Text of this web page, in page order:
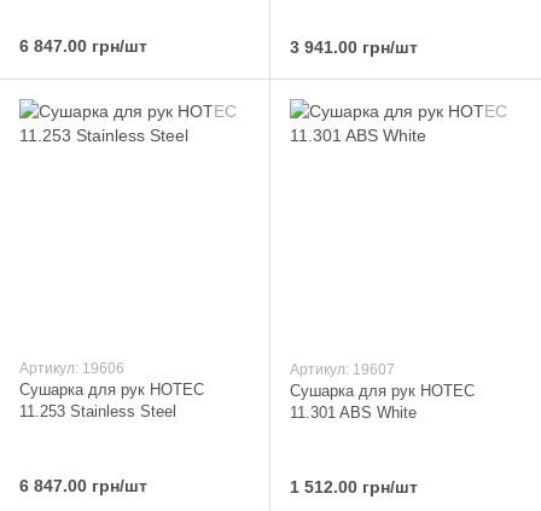
6 847.00 грн/шт 3 941.00 грн/шт
Артикул: 19606
Сушарка для рук HOTEC
11.253 Stainless Steel
6 847.00 грн/шт
Артикул: 19607
Сушарка для рук HOTEC
11.301 ABS White
1 512.00 грн/шт